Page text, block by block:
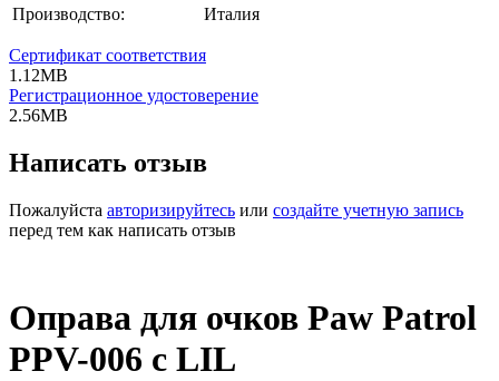
Производство:
Италия
Сертификат соответствия
1.12MB
Регистрационное удостоверение
2.56MB
Написать отзыв
Пожалуйста авторизируйтесь или создайте учетную запись
перед тем как написать отзыв
Оправа для очков Paw Patrol
PPV-006 c LIL